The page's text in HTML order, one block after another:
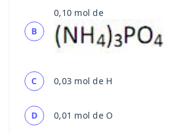
B
0,10 mol de
C 0,03 mol de H
D 0,01 mol de O